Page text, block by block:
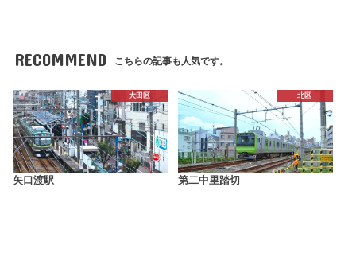
RECOMMEND こちらの記事も人気です。
大田区
矢口渡駅
北区
第二中里踏切